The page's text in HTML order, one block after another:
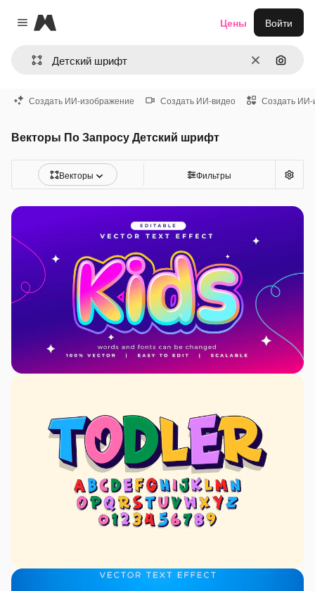
Close menu
Magnific
ОчиститьПоиск
Цены Войти
Создать ИИ-изображение Создать ИИ-видео Создать ИИ-
Векторы По Запросу Детский шрифт
Векторы Фильтры